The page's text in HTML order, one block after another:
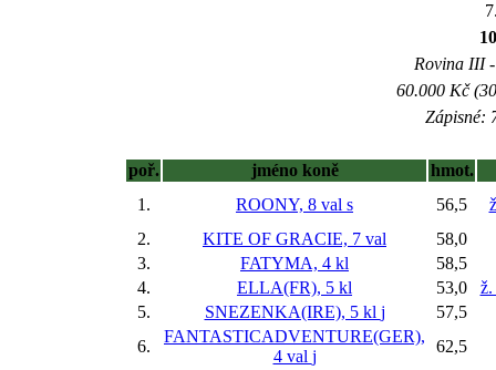
Rovina III
60.000 Kč
Zápisné:
poř. jméno koně
hmot.
1.
ROONY, 8 val s 56,5
2.
KITE OF GRACIE, 7 val
58,0
3.
FATYMA, 4 kl
58,5
4.
ELLA(FR), 5 kl 53,0
5.
SNEZENKA(IRE), 5 kl j
57,5
6.
FANTASTICADVENTURE(GER),
4 val j
62,5